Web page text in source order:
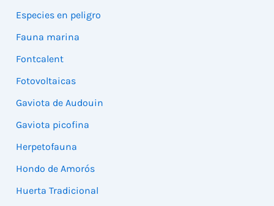
Especies en peligro
Fauna marina
Fontcalent
Fotovoltaicas
Gaviota de Audouin
Gaviota picofina
Herpetofauna
Hondo de Amorós
Huerta Tradicional